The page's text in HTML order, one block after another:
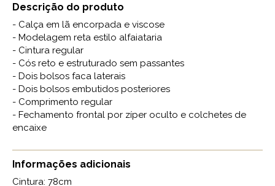
Descrição do produto
- Calça em lã encorpada e viscose
- Modelagem reta estilo alfaiataria
- Cintura regular
- Cós reto e estruturado sem passantes
- Dois bolsos faca laterais
- Dois bolsos embutidos posteriores
- Comprimento regular
- Fechamento frontal por zíper oculto e colchetes de
encaixe
Informações adicionais
Cintura: 78cm